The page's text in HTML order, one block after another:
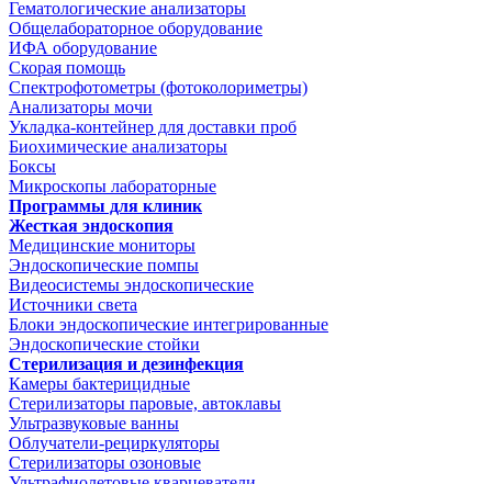
Гематологические анализаторы
Общелабораторное оборудование
ИФА оборудование
Скорая помощь
Спектрофотометры (фотоколориметры)
Анализаторы мочи
Укладка-контейнер для доставки проб
Биохимические анализаторы
Боксы
Микроскопы лабораторные
Программы для клиник
Жесткая эндоскопия
Медицинские мониторы
Эндоскопические помпы
Видеосистемы эндоскопические
Источники света
Блоки эндоскопические интегрированные
Эндоскопические стойки
Стерилизация и дезинфекция
Камеры бактерицидные
Стерилизаторы паровые, автоклавы
Ультразвуковые ванны
Облучатели-рециркуляторы
Стерилизаторы озоновые